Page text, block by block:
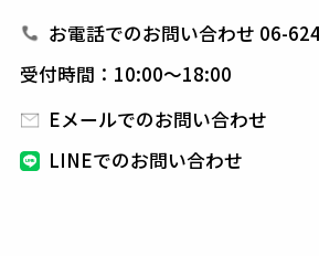
コットン100%
厳選された超長綿を使用し、引き
るハリ感は今までのどの素材よりも
原料だけではなく加工工程でも極
とし
お電話でのお問い合わせ 06-
受付時間：10:00～18:00
Eメールでのお問い合わせ
LINEでのお問い合わせ